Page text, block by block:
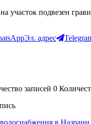
участок подвезен
Эл. адрес
записей 0
в Назрани.